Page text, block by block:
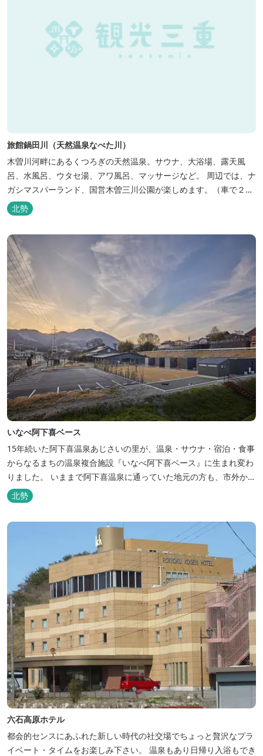
旅館鍋田川（天然温泉なべた川）
木曽川河畔にあるくつろぎの天然温泉。サウナ、大浴場、露天風
呂、水風呂、ウタセ湯、アワ風呂、マッサージなど。 周辺では、ナ
ガシマスパーランド、国営木曽三川公園が楽しめます。（車で２０
分）
北勢
いなべ阿下喜ベース
15年続いた阿下喜温泉あじさいの里が、温泉・サウナ・宿泊・食事
からなるまちの温泉複合施設『いなべ阿下喜ベース』に生まれ変わ
りました。 いままで阿下喜温泉に通っていた地元の方も、市外から
いなべ市に遊びに来られる方も楽しめる施設になります。今まで人
気だった温泉はそのままに、サウナエリアやコンテナタイプの宿
北勢
六石高原ホテル
都会的センスにあふれた新しい時代の社交場でちょっと贅沢なプラ
イベート・タイムをお楽しみ下さい。 温泉もあり日帰り入浴もでき